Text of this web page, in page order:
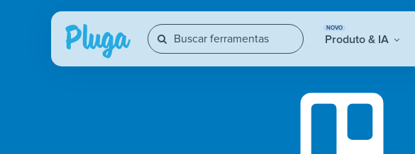
NOVO
Produto & IA